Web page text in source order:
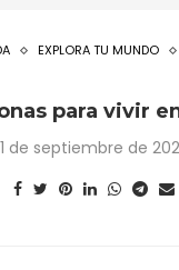
EXPLORA TU MUNDO
para vivir
de septiembre de